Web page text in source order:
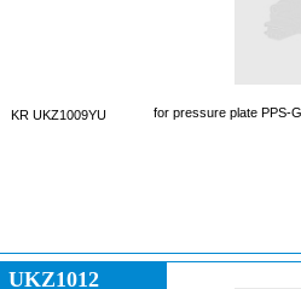
KR UKZ1009YU for pressure plate PPS-
UKZ1012